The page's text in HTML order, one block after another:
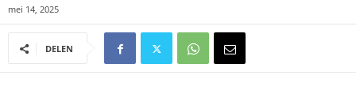
mei 14, 2025
DELEN